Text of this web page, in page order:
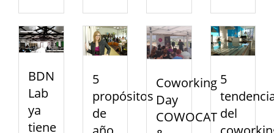
BDN
Lab
ya
tiene
5
propósitos
de
Coworking
Day
COWOCAT
5
del